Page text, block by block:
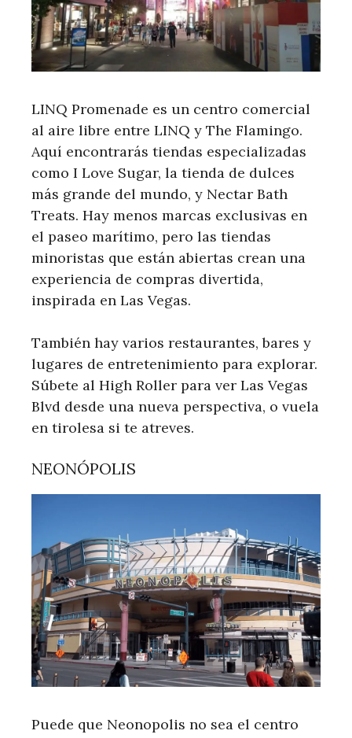
LINQ Promenade es un centro comercial
al aire libre entre LINQ y The Flamingo.
Aquí encontrarás tiendas especializadas
como I Love Sugar, la tienda de dulces
más grande del mundo, y Nectar Bath
Treats. Hay menos marcas exclusivas en
el paseo marítimo, pero las tiendas
minoristas que están abiertas crean una
experiencia de compras divertida,
inspirada en Las Vegas.
También hay varios restaurantes, bares y
lugares de entretenimiento para explorar.
Súbete al High Roller para ver Las Vegas
Blvd desde una nueva perspectiva, o vuela
en tirolesa si te atreves.
NEONÓPOLIS
Puede que Neonopolis no sea el centro